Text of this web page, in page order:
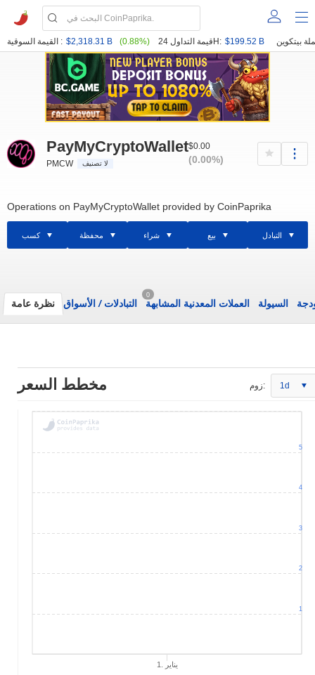
القيمة السوقية : $2,318.31 B (0.88%) قيمة التداول 24H: $199.52 B
PayMyCryptoWallet
PMCW لا تصنيف
$0.00
(0.00%)
Operations on PayMyCryptoWallet provided by CoinPaprika
كسب محفظة شراء بيع التبادل
نظرة عامة التبادلات/ الأسواق
0
العملات المعدنية المشابهة السيولة
مخطط السعر زوم: 1d
1. يناير
1
2
3
4
5